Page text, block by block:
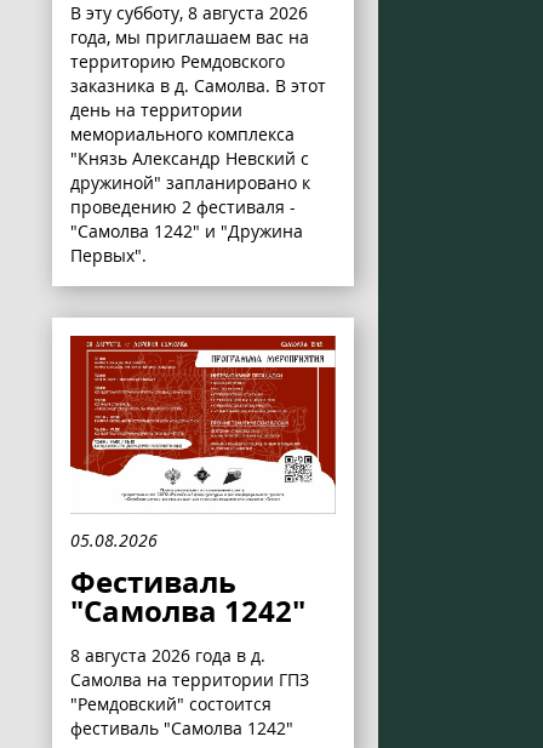
В эту субботу, 8 августа 2026
года, мы приглашаем вас на
территорию Ремдовского
заказника в д. Самолва. В этот
день на территории
мемориального комплекса
"Князь Александр Невский с
дружиной" запланировано к
проведению 2 фестиваля -
"Самолва 1242" и "Дружина
Первых".
05.08.2026
Фестиваль
"Самолва 1242"
8 августа 2026 года в д.
Самолва на территории ГПЗ
"Ремдовский" состоится
фестиваль "Самолва 1242"